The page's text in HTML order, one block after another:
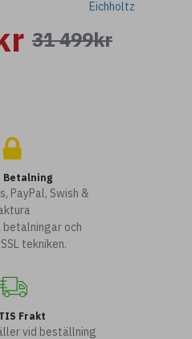
31 499kr
Eichholtz
Betalning
PayPal, Swish &
betalningar och
tekniken.
Frakt
vid beställning